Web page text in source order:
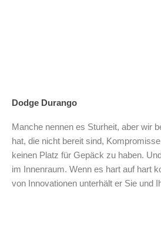
Dodge Durango
Manche nennen es Sturheit, aber wir
hat, die nicht bereit sind,
keinen Platz für Gepäck zu haben.
im Innenraum. Wenn es hart auf hart
von Innovationen unterhält er Sie und